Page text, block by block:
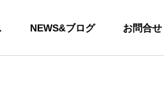
NEWS&ブログ お問合せ